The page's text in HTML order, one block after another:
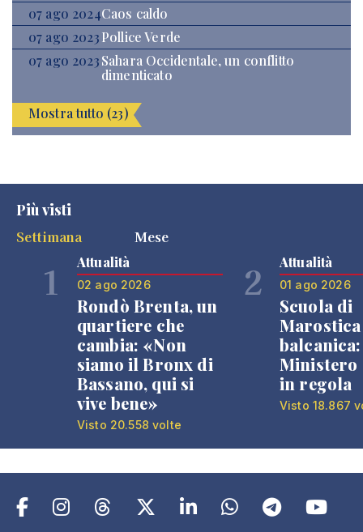
07 ago 2024Caos caldo
07 ago 2023Pollice Verde
07 ago 2023Sahara Occidentale, un conflitto
dimenticato
Mostra tutto (23)
Più visti
Settimana
Mese
1 Attualità
02 ago 2026
Rondò Brenta, un
quartiere che
cambia: «Non
siamo il Bronx di
Bassano, qui si
vive bene»
Visto 20.558 volte
2 Attualità
01 ago 2026
Scuola di
Ministero
in regola
Visto 18.867